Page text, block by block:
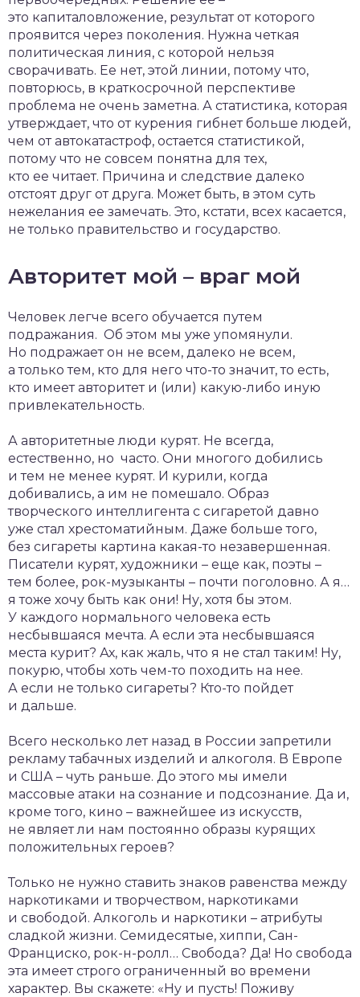
это капиталовложение, результат от которого
проявится через поколения. Нужна четкая
политическая линия, с которой нельзя
сворачивать. Ее нет, этой линии, потому что,
повторюсь, в краткосрочной перспективе
проблема не очень заметна. А статистика, которая
утверждает, что от курения гибнет больше людей,
чем от автокатастроф, остается статистикой,
потому что не совсем понятна для тех,
кто ее читает. Причина и следствие далеко
отстоят друг от друга. Может быть, в этом суть
нежелания ее замечать. Это, кстати, всех касается,
не только правительство и государство.
Авторитет мой – враг мой
Человек легче всего обучается путем
подражания. Об этом мы уже упомянули.
Но подражает он не всем, далеко не всем,
а только тем, кто для него что-то значит, то есть,
кто имеет авторитет и (или) какую-либо иную
привлекательность.
А авторитетные люди курят. Не всегда,
естественно, но часто. Они многого добились
и тем не менее курят. И курили, когда
добивались, а им не помешало. Образ
творческого интеллигента с сигаретой давно
уже стал хрестоматийным. Даже больше того,
без сигареты картина какая-то незавершенная.
Писатели курят, художники – еще как, поэты –
тем более, рок-музыканты – почти поголовно. А я…
я тоже хочу быть как они! Ну, хотя бы этом.
У каждого нормального человека есть
несбывшаяся мечта. А если эта несбывшаяся
места курит? Ах, как жаль, что я не стал таким! Ну,
покурю, чтобы хоть чем-то походить на нее.
А если не только сигареты? Кто-то пойдет
и дальше.
Всего несколько лет назад в России запретили
рекламу табачных изделий и алкоголя. В Европе
и США – чуть раньше. До этого мы имели
массовые атаки на сознание и подсознание. Да и,
кроме того, кино – важнейшее из искусств,
не являет ли нам постоянно образы курящих
положительных героев?
Только не нужно ставить знаков равенства между
наркотиками и творчеством, наркотиками
и свободой. Алкоголь и наркотики – атрибуты
сладкой жизни. Семидесятые, хиппи, Сан-
Франциско, рок-н-ролл… Свобода? Да! Но свобода
эта имеет строго ограниченный во времени
характер. Вы скажете: «Ну и пусть! Поживу